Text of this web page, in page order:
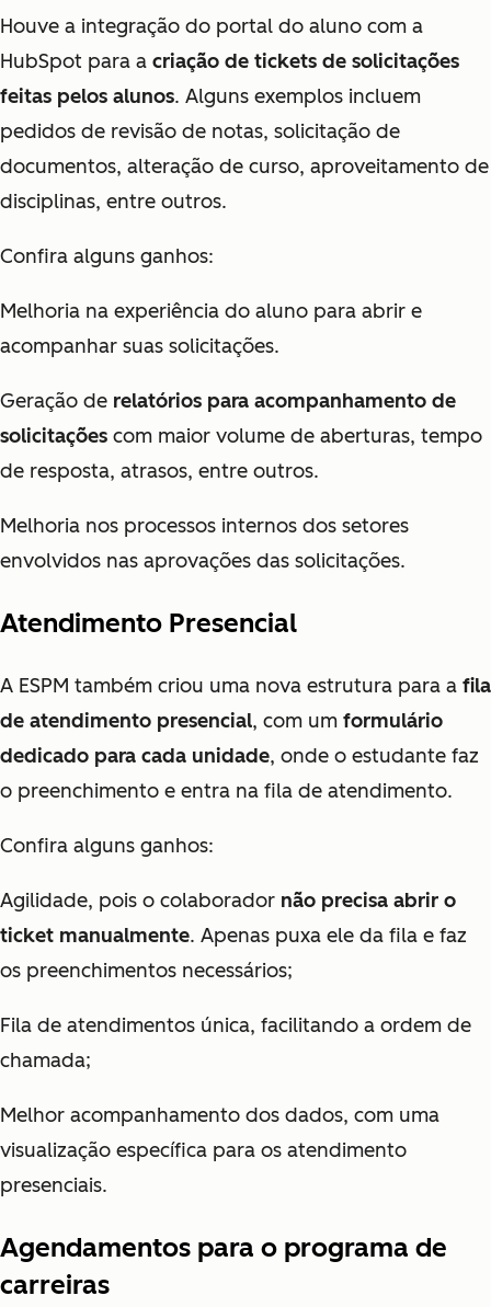
Houve a integração do portal do aluno com a
HubSpot para a criação de tickets de solicitações
feitas pelos alunos. Alguns exemplos incluem
pedidos de revisão de notas, solicitação de
documentos, alteração de curso, aproveitamento de
disciplinas, entre outros.
Confira alguns ganhos:
Melhoria na experiência do aluno para abrir e
acompanhar suas solicitações.
Geração de relatórios para acompanhamento de
solicitações com maior volume de aberturas, tempo
de resposta, atrasos, entre outros.
Melhoria nos processos internos dos setores
envolvidos nas aprovações das solicitações.
Atendimento Presencial
A ESPM também criou uma nova estrutura para a fila
de atendimento presencial, com um formulário
dedicado para cada unidade, onde o estudante faz
o preenchimento e entra na fila de atendimento.
Confira alguns ganhos:
Agilidade, pois o colaborador não precisa abrir o
ticket manualmente. Apenas puxa ele da fila e faz
os preenchimentos necessários;
Fila de atendimentos única, facilitando a ordem de
chamada;
Melhor acompanhamento dos dados, com uma
visualização específica para os atendimento
presenciais.
Agendamentos para o programa de
carreiras